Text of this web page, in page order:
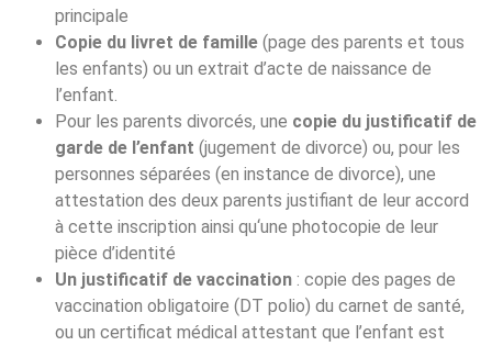
principale
Copie du livret de famille (page des parents et tous
les enfants) ou un extrait d’acte de naissance de
l’enfant.
Pour les parents divorcés, une copie du justificatif de
garde de l’enfant (jugement de divorce) ou, pour les
personnes séparées (en instance de divorce), une
attestation des deux parents justifiant de leur accord
à cette inscription ainsi qu‘une photocopie de leur
pièce d’identité
Un justificatif de vaccination : copie des pages de
vaccination obligatoire (DT polio) du carnet de santé,
ou un certificat médical attestant que l’enfant est